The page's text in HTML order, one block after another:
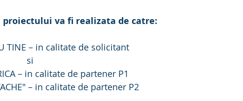
va fi realizata de catre:
TINE – in calitate de solicitant
RICA – in calitate de partener P1
– in calitate de partener P2